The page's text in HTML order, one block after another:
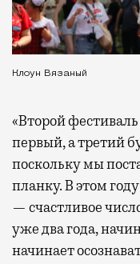
Клоун Вязаный
«Второй
первый, а третий
поскольку мы
планку. В этом
— счастливое
уже два года,
начинает